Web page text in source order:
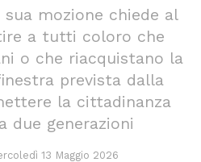
mozione chiede al
a tutti coloro che
o che riacquistano la
prevista dalla
la cittadinanza
due generazioni
13 Maggio 2026